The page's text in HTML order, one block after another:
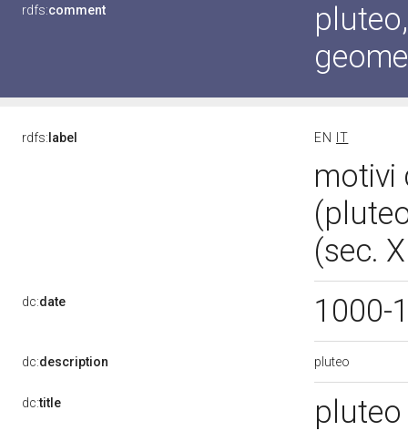
rdfs:comment
rdfs: label EN IT
motivi
(sec.
dc:date 1000-
dc:description pluteo
dc:title